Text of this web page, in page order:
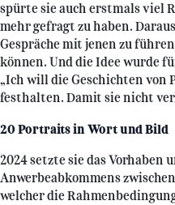
spürte sie auch erstmals viel
mehr gefragt zu haben.
Gespräche mit jenen zu
können. Und die Idee wurde
„Ich will die Geschichten von
festhalten. Damit sie nicht
20 Portraits in Wort und Bild
2024 setzte sie das Vorhaben
Anwerbeabkommens
welcher die